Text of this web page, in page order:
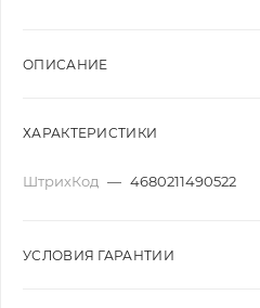
ОПИСАНИЕ
ХАРАКТЕРИСТИКИ
ШтрихКод — 4680211490522
УСЛОВИЯ ГАРАНТИИ